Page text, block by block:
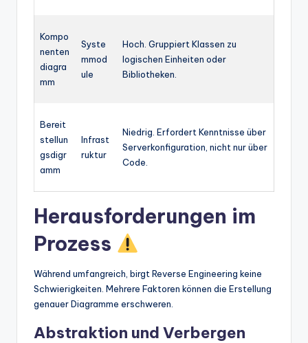
Kompo
nenten
diagra
mm
Syste
mmod
ule
Hoch. Gruppiert Klassen zu
logischen Einheiten oder
Bibliotheken.
Bereit
stellun
gsdigr
amm
Infrast
ruktur
Niedrig. Erfordert Kenntnisse über
Serverkonfiguration, nicht nur über
Code.
Herausforderungen im
Prozess
Während umfangreich, birgt Reverse Engineering keine
Schwierigkeiten. Mehrere Faktoren können die Erstellung
genauer Diagramme erschweren.
Abstraktion und Verbergen